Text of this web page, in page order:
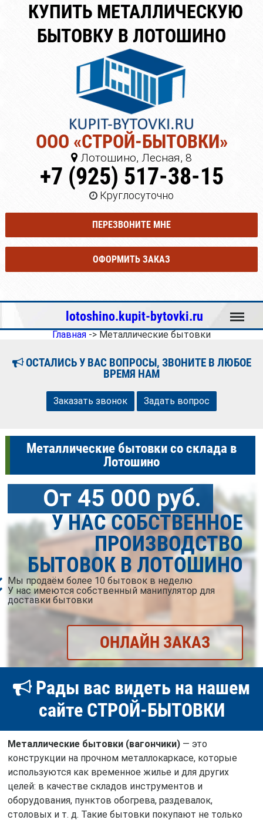
КУПИТЬ МЕТАЛЛИЧЕСКУЮ
БЫТОВКУ В ЛОТОШИНО
ООО «СТРОЙ-БЫТОВКИ»
Лотошино, Лесная, 8
+7 (925) 517-38-15
Круглосуточно
ПЕРЕЗВОНИТЕ МНЕ
ОФОРМИТЬ ЗАКАЗ
lotoshino.kupit-bytovki.ru Меню
Главная -> Металлические бытовки
ОСТАЛИСЬ У ВАС ВОПРОСЫ, ЗВОНИТЕ В ЛЮБОЕ
ВРЕМЯ НАМ
Заказать звонок Задать вопрос
Металлические бытовки со склада в
Лотошино
От 45 000 руб.
У НАС СОБСТВЕННОЕ
ПРОИЗВОДСТВО
БЫТОВОК В ЛОТОШИНО
Мы продаём более 10 бытовок в неделю
У нас имеются собственный манипулятор для
доставки бытовки
ОНЛАЙН ЗАКАЗ
Рады вас видеть на нашем
сайте СТРОЙ-БЫТОВКИ
Металлические бытовки (вагончики)— это
конструкции на прочном металлокаркасе, которые
используются как временное жилье и для других
целей: в качестве складов инструментов и
оборудования, пунктов обогрева, раздевалок,
столовых и т. д. Такие бытовки покупают не только